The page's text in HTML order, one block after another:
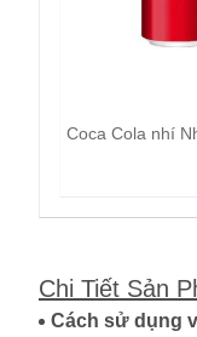
Coca Cola nhí
Chi Tiết Sản
Cách sử dụng